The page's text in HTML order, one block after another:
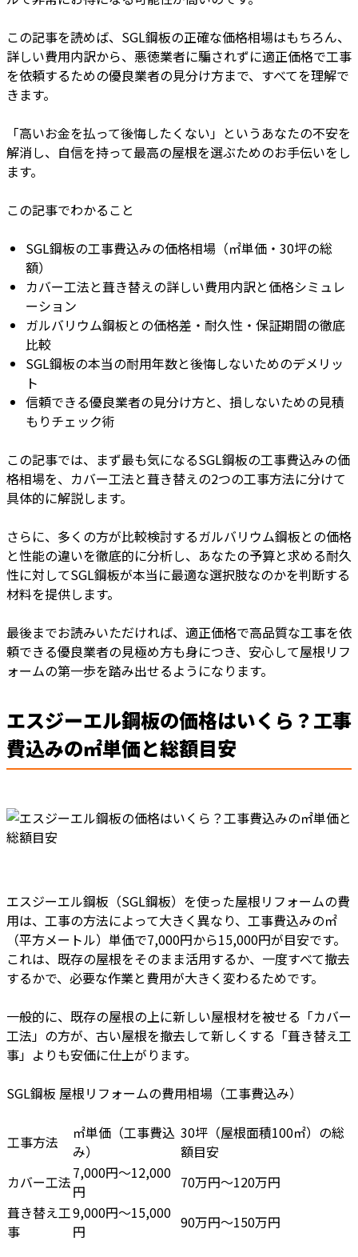
この記事を読めば、SGL鋼板の正確な価格相場はもちろん、
詳しい費用内訳から、悪徳業者に騙されずに適正価格で工事
を依頼するための優良業者の見分け方まで、すべてを理解で
きます。
「高いお金を払って後悔したくない」というあなたの不安を
解消し、自信を持って最高の屋根を選ぶためのお手伝いをし
ます。
この記事でわかること
SGL鋼板の工事費込みの価格相場（㎡単価・30坪の総
額）
カバー工法と葺き替えの詳しい費用内訳と価格シミュレ
ーション
ガルバリウム鋼板との価格差・耐久性・保証期間の徹底
比較
SGL鋼板の本当の耐用年数と後悔しないためのデメリッ
ト
信頼できる優良業者の見分け方と、損しないための見積
もりチェック術
この記事では、まず最も気になるSGL鋼板の工事費込みの価
格相場を、カバー工法と葺き替えの2つの工事方法に分けて
具体的に解説します。
さらに、多くの方が比較検討するガルバリウム鋼板との価格
と性能の違いを徹底的に分析し、あなたの予算と求める耐久
性に対してSGL鋼板が本当に最適な選択肢なのかを判断する
材料を提供します。
最後までお読みいただければ、適正価格で高品質な工事を依
頼できる優良業者の見極め方も身につき、安心して屋根リフ
ォームの第一歩を踏み出せるようになります。
エスジーエル鋼板の価格はいくら？工事
費込みの㎡単価と総額目安
エスジーエル鋼板（SGL鋼板）を使った屋根リフォームの費
用は、工事の方法によって大きく異なり、工事費込みの㎡
（平方メートル）単価で7,000円から15,000円が目安です。
これは、既存の屋根をそのまま活用するか、一度すべて撤去
するかで、必要な作業と費用が大きく変わるためです。
一般的に、既存の屋根の上に新しい屋根材を被せる「カバー
工法」の方が、古い屋根を撤去して新しくする「葺き替え工
事」よりも安価に仕上がります。
SGL鋼板 屋根リフォームの費用相場（工事費込み）
工事方法
㎡単価（工事費込
み）
30坪（屋根面積100㎡）の総
額目安
カバー工法7,000円～12,000
円
70万円～120万円
葺き替え工
事
9,000円～15,000
円
90万円～150万円